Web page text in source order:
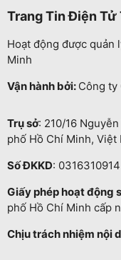
Trang Tin Điện Tử
Hoạt động được quản
Minh
Vận hành bởi: Công ty
Trụ sở: 210/16
phố Hồ Chí Minh, Việt
Số ĐKKD: 0316310914
Giấy phép hoạt động
phố Hồ Chí Minh cấp
Chịu trách nhiệm nội